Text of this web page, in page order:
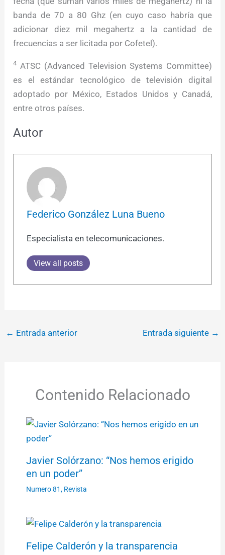
banda de 70 a 80 Ghz (en cuyo caso habría que
adicionar diez mil megahertz a la cantidad de
frecuencias a ser licitada por Cofetel).
4 ATSC (Advanced Television Systems Committee)
es el estándar tecnológico de televisión digital
adoptado por México, Estados Unidos y Canadá,
entre otros países.
Autor
Federico González Luna Bueno
Especialista en telecomunicaciones.
View all posts
← Entrada anterior Entrada siguiente →
Contenido Relacionado
Javier Solórzano: “Nos hemos erigido
en un poder”
Numero 81, Revista
Felipe Calderón y la transparencia